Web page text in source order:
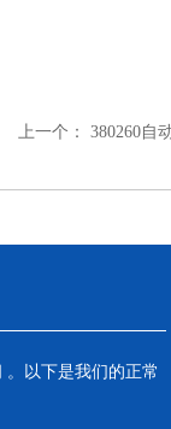
上一个： 380260自
以下是我们的正常